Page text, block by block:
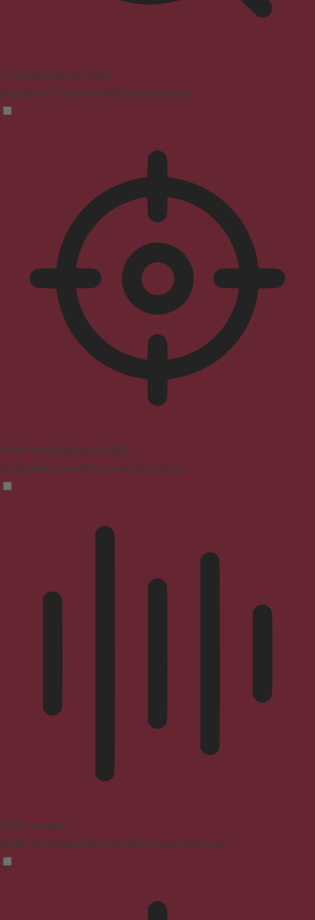
Profil sûr pour les crises
Supprime les flashs et réduit les couleurs
Mode convivial pour le TDAH
Navigation concentrée, sans distractions
Mode aveugle
Réduit les distractions, améliore la concentration